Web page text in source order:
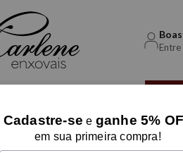
Tamanho
Cadastre-se e ganhe 5%
em sua primeira compra!